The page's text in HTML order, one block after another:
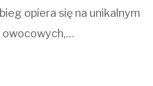
opiera się na unikalnym
owocowych,…